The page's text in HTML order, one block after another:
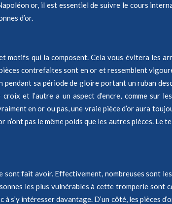
or, il est essentiel de suivre le cours
d’or.
qui la composent. Cela vous évitera les
contrefaites sont en or et ressemblent
sa période de gloire portant un ruban
et l’autre a un aspect d’encre, comme sur
en or ou pas, une vraie pièce d’or aura
pas le même poids que les autres pièces. Le
fait avoir. Effectivement, nombreuses sont
les plus vulnérables à cette tromperie sont
s’y intéresser davantage. D’un côté, les pièces